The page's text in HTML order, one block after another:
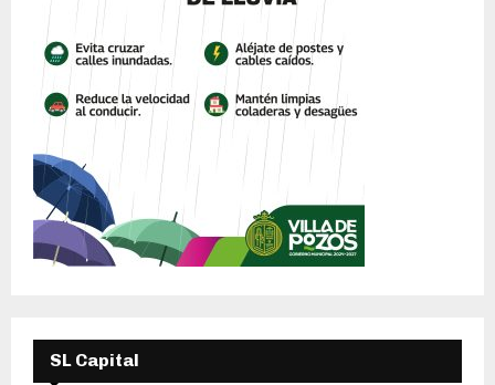
SL Capital